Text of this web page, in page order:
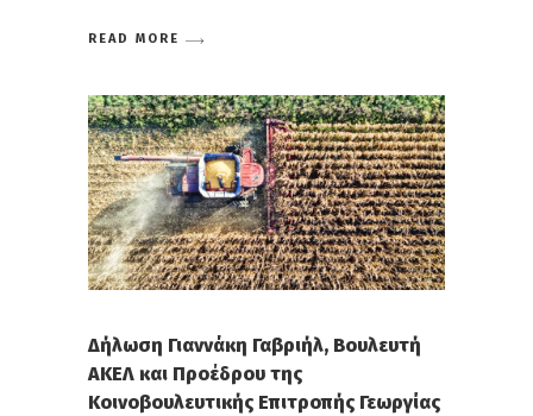
READ MORE
Δήλωση Γιαννάκη Γαβριήλ, Βουλευτή
ΑΚΕΛ και Προέδρου της
Κοινοβουλευτικής Επιτροπής Γεωργίας